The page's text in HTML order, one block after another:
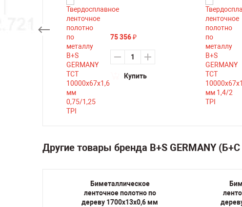
75 356 ₽
Купить
Другие товары бренда B+S GERMANY
Биметаллическое
ленточное полотно по
дереву 1700х13х0,6 мм